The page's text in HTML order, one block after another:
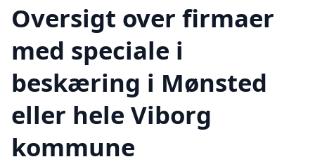
Oversigt over firmaer
med speciale i
beskæring i Mønsted
eller hele Viborg
kommune